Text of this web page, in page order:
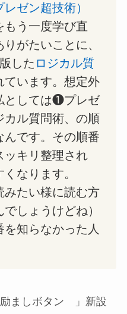
ゼン超技術）
もう一度学び直
がたいことに、
した ロジカル質
ています。想定外
としては❶プレゼ
ル質問術、の順
んです。その順番
ッキリ整理され
なります。
みたい様に読む方
しょうけどね）
知らなかった人
ましボタン 」新設